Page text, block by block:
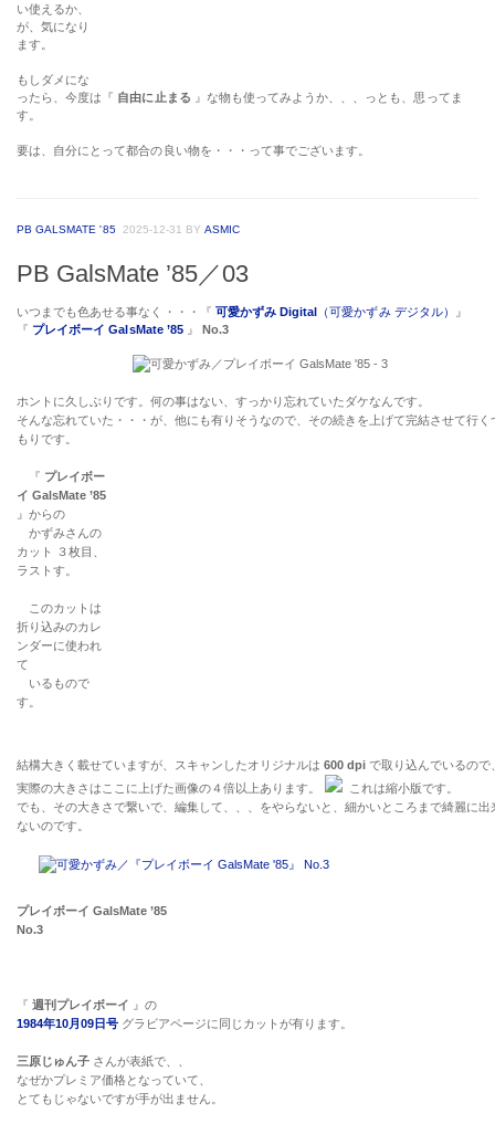
い使えるか、
が、気になり
ます。
もしダメにな
ったら、今度は『 自由に止まる 』な物も使ってみようか、、、っとも、思ってま
す。
要は、自分にとって都合の良い物を・・・って事でございます。
PB GALSMATE '85 2025-12-31 BYASMIC
PB GalsMate ’85／03
いつまでも色あせる事なく・・・『 可愛かずみ Digital （可愛かずみ デジタル）
』
『 プレイボーイ GalsMate ’85』No.3
ホントに久しぶりです。何の事はない、すっかり忘れていたダケなんです。
そんな忘れていた・・・が、他にも有りそうなので、その続きを上げて完結させて行く
もりです。
『 プレイボー
イ GalsMate ’85
』からの
かずみさんの
カット ３枚目、
ラストす。
このカットは
折り込みのカレ
ンダーに使われ
て
いるもので
す。
結構大きく載せていますが、スキャンしたオリジナルは 600 dpi で取り込んでいるので
実際の大きさはここに上げた画像の４倍以上あります。
これは縮小版です。
でも、その大きさで繋いで、編集して、、、をやらないと、細かいところまで綺麗に出
ないのです。
プレイボーイ GalsMate ’85
No.3
『 週刊プレイボーイ 』の
1984年10月09日号 グラビアページに同じカットが有ります。
三原じゅん子 さんが表紙で、、
なぜかプレミア価格となっていて、
とてもじゃないですが手が出ません。